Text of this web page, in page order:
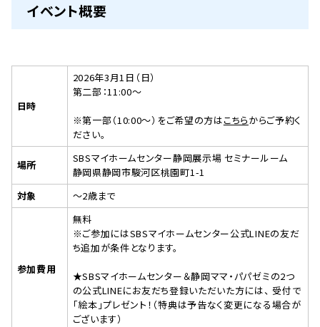
イベント概要
日時
2026年3月1日（日）
第二部：11:00～
※第一部（10:00～）をご希望の方はこちらからご予約く
ださい。
場所
SBSマイホームセンター静岡展示場 セミナールーム
静岡県静岡市駿河区桃園町1-1
対象
〜2歳まで
参加費用
無料
※ご参加にはSBSマイホームセンター公式LINEの友だ
ち追加が条件となります。
★SBSマイホームセンター＆静岡ママ・パパゼミの2つ
の公式LINEにお友だち登録いただいた方には、 受付で
「絵本」プレゼント！（特典は予告なく変更になる場合が
ございます）